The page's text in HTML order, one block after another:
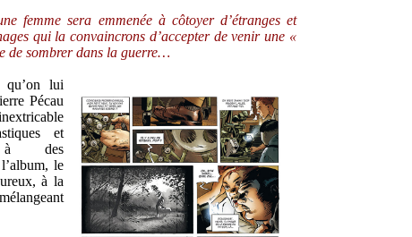
femme sera emmenée à côtoyer d’étranges et
qui la convaincrons d’accepter de venir une «
de sombrer dans la guerre…
qu’on lui
Pécau
et
à des
le
à la